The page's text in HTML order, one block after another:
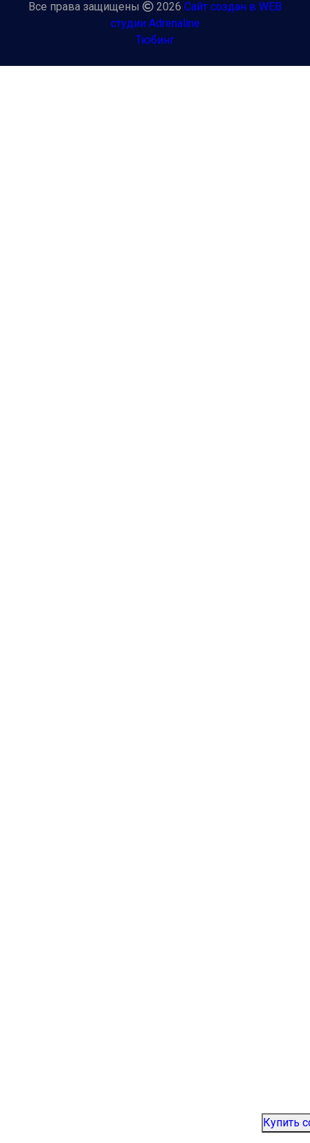
Все права защищены 2026 Сайт создан в WEB
студии Adrenaline
Тюбинг
Купить